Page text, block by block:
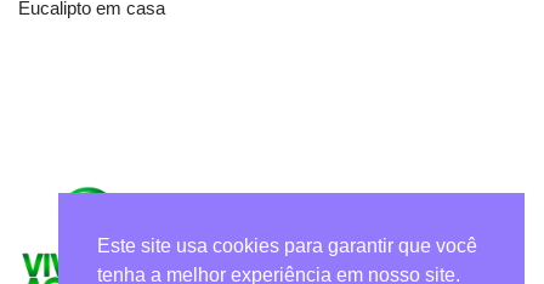
Eucalipto em casa
Este site usa cookies para garantir que você
tenha a melhor experiência em nosso site.